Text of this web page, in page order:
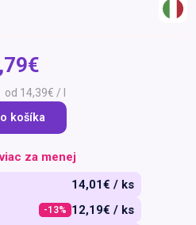
od 14,39€ / l
košíka
za menej
14,01€ / ks
-13% 12,19€ / ks